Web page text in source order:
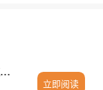
谷歌浏览器安装扩展失败是权限问题吗
立即阅读